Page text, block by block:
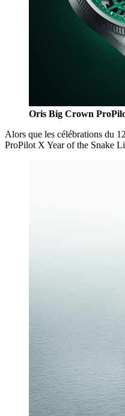
Oris Big Crown
Alors que les célébrations du
ProPilot X Year of the Snake